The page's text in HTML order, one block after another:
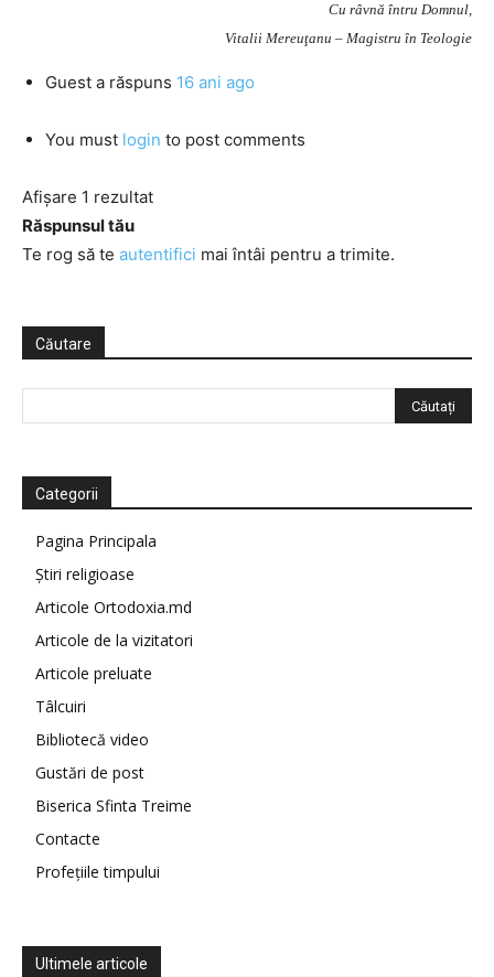
Cu râvnă întru Domnul,
Vitalii Mereuţanu – Magistru în Teologie
Guest a răspuns 16 ani ago
You must login to post comments
Afișare 1 rezultat
Răspunsul tău
Te rog să te autentifici mai întâi pentru a trimite.
Căutare
Categorii
Pagina Principala
Știri religioase
Articole Ortodoxia.md
Articole de la vizitatori
Articole preluate
Tâlcuiri
Bibliotecă video
Gustări de post
Biserica Sfinta Treime
Contacte
Profețiile timpului
Ultimele articole